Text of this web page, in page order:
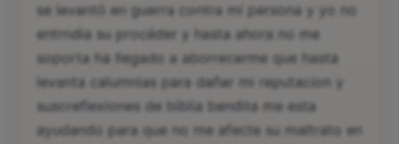
se levantó en guerra contra mi persona y yo no
entrndia su procéder y hasta ahora no me
soporta ha llegado a aborrecerme que hasta
levanta calumnias para dañar mi reputacion y
suscreflexiones de biblia bendita me esta
ayudando para que no me afecte su maltrato en